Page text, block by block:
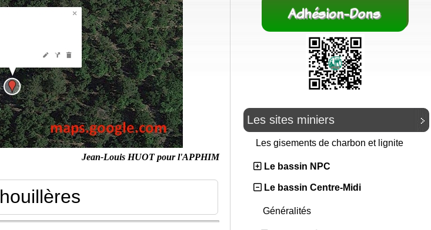
Jean-Louis HUOT pour l'APPHIM
houillères
Les sites miniers
Les gisements de charbon et lignite
Le bassin NPC
Le bassin Centre-Midi
Généralités